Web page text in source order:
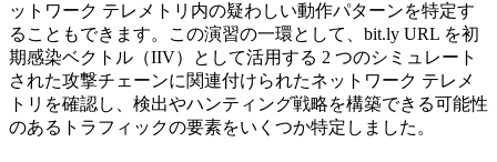
ットワーク テレメトリ内の疑わしい動作パターンを特定す
ることもできます。この演習の一環として、 bit.ly URL を初
期感染ベクトル（IIV）として活用する 2 つのシミュレート
された攻撃チェーンに関連付けられたネットワーク テレメ
トリを確認し、検出やハンティング戦略を構築できる可能性
のあるトラフィックの要素をいくつか特定しました。